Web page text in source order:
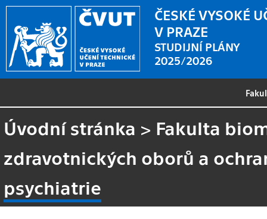
ČESKÉ VYSOKÉ
V PRAZE
STUDIJNÍ PLÁNY
2025/2026
Úvodní stránka > Fakulta
zdravotnických oborů a
psychiatrie